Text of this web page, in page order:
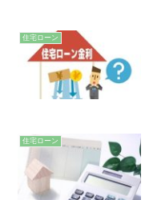
住宅ローン
住宅ローン